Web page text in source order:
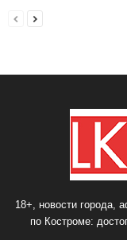
18+, новости города,
по Костроме: